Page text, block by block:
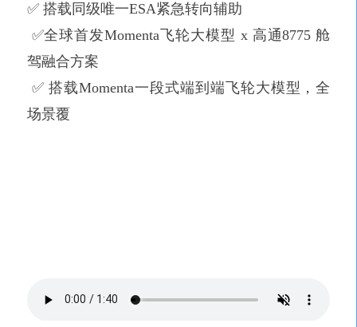
✅ 搭载同级唯一ESA紧急转向辅助
✅全球首发Momenta飞轮大模型 x 高通8775 舱
驾融合方案
✅ 搭载Momenta一段式端到端飞轮大模型，全
场景覆